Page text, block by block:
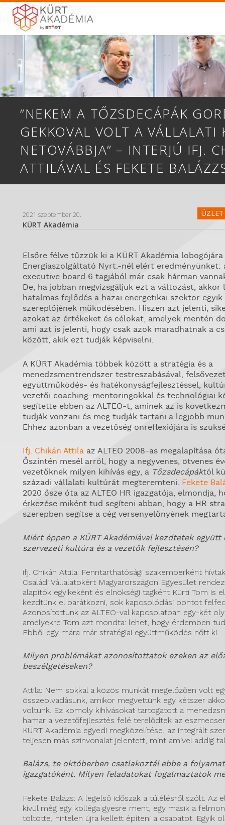
“NEKEM A TŐZSDECÁPÁK
GEKKOVAL VOLT A VÁLLALATI
NETOVÁBBJA” – INTERJÚ IFJ.
ATTILÁVAL ÉS FEKETE
2021 szeptember 20.
KÜRT Akadémia
ÜZLET
Elsőre félve tűzzük ki a KÜRT Akadémia lobogójára
Energiaszolgáltató Nyrt.-nél elért eredményünket:
executive board 6 tagjából már csak hárman
De, ha jobban megvizsgáljuk ezt a változást, akkor
hatalmas fejlődés a hazai energetikai szektor
szereplőjének működésében. Hiszen azt jelenti,
azokat az értékeket és célokat, amelyek mentén
ami azt is jelenti, hogy csak azok maradhatnak a
között, akik ezt tudják képviselni.
A KÜRT Akadémia többek között a stratégia és a
menedzsmentrendszer testreszabásával,
együttműködés- és hatékonyságfejlesztéssel,
vezetői coaching-mentoringokkal és technológiai
segítette ebben az ALTEO-t, aminek az is
tudják vonzani és meg tudják tartani a legjobb
Ehhez azonban a vezetőség önreflexiójára is
Ifj. Chikán Attila az ALTEO 2008-as megalapítása
Őszintén mesél arról, hogy a negyvenes, ötvenes
vezetőknek milyen kihívás egy, a Tőzsdecápáktól
századi vállalati kultúrát megteremteni. Fekete
2020 ősze óta az ALTEO HR igazgatója, elmondja,
érkezése miként tud segíteni abban, hogy a HR
szerepben segítse a cég versenyelőnyének
Miért éppen a KÜRT Akadémiával kezdtetek együtt
szervezeti kultúra és a vezetők fejlesztésén?
ifj. Chikán Attila: Fenntarthatósági szakemberként
Családi Vállalatokért Magyarországon Egyesület
alapítók egyikeként és elnökségi tagként Kürti Tom is
kezdtünk el barátkozni, sok kapcsolódási pontot
Azonosítottunk az ALTEO-val kapcsolatban egy-két
amelyekre Tom azt mondta: lehet, hogy érdemben
Ebből egy mára már stratégiai együttműködés nőtt ki.
Milyen problémákat azonosítottatok ezeken az
beszélgetéseken?
Attila: Nem sokkal a közös munkát megelőzően volt
összeolvadásunk, amikor megvettünk egy kétszer
voltunk. Ez komoly kihívásokat tartogatott a
hamar a vezetőfejlesztés felé terelődtek az
KÜRT Akadémia egyedi megközelítése, az integrált
teljesen más színvonalat jelentett, mint amivel addig
Balázs, te októberben csatlakoztál ebbe a
igazgatóként. Milyen feladatokat fogalmaztatok
Fekete Balázs: A legelső időszak a túlélésről szólt. Az
kívül még egy kolléga gyesre ment, egy másik a
töltötte, hirtelen újra kellett építeni a csapatot. Egyik